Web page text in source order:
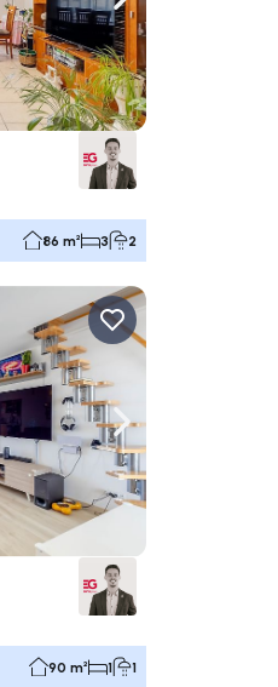
Naviguer vers la
86 m² 3 2
Naviguer vers la
90 m² 1 1